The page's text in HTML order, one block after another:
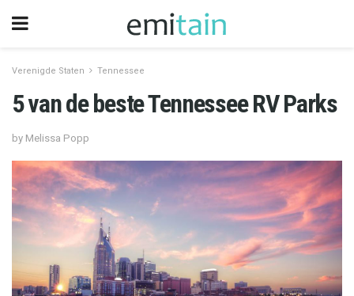
Verenigde Staten Tennessee
5 van de beste Tennessee RV Parks
by Melissa Popp